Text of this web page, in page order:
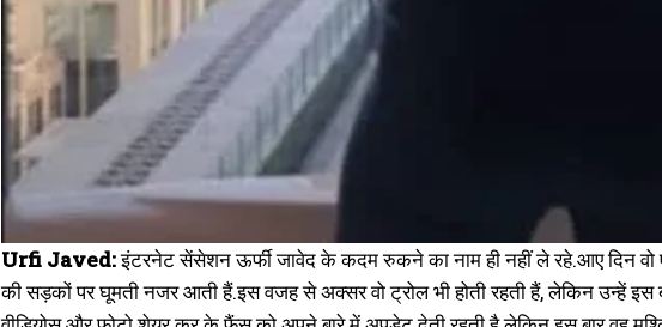
Urfi Javed:इंटरनेट सेंसेशन ऊर्फी जावेद के कदम रुकने का नाम ही नहीं ले रहे.आए दिन
की सड़कों पर घूमती नजर आती हैं.इस वजह से अक्सर वो ट्रोल भी होती रहती हैं, लेकिन उन्हें इस